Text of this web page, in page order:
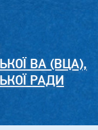
ВА (ВЦА),
РАДИ